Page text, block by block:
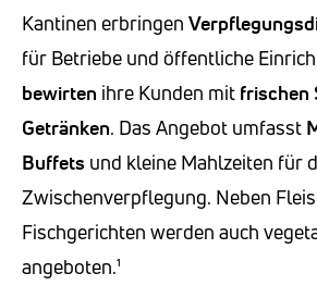
Kantinen erbringen
für Betriebe und öffentliche
bewirten ihre Kunden mit frischen
Getränken. Das Angebot umfasst
Buffets und kleine Mahlzeiten für
Zwischenverpflegung. Neben
Fischgerichten werden auch
angeboten.¹